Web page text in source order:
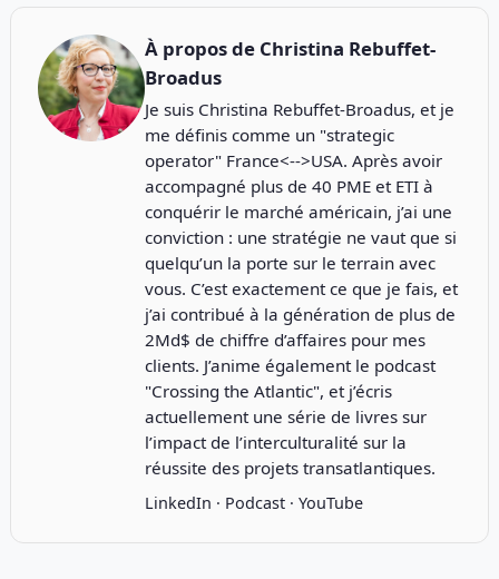
À propos de Christina Rebuffet-
Broadus
Je suis Christina Rebuffet-Broadus, et je
me définis comme un "strategic
operator" France<-->USA. Après avoir
accompagné plus de 40 PME et ETI à
conquérir le marché américain, j’ai une
conviction : une stratégie ne vaut que si
quelqu’un la porte sur le terrain avec
vous. C’est exactement ce que je fais, et
j’ai contribué à la génération de plus de
2Md$ de chiffre d’affaires pour mes
clients. J’anime également le podcast
"Crossing the Atlantic", et j’écris
actuellement une série de livres sur
l’impact de l’interculturalité sur la
réussite des projets transatlantiques.
LinkedIn · Podcast· YouTube